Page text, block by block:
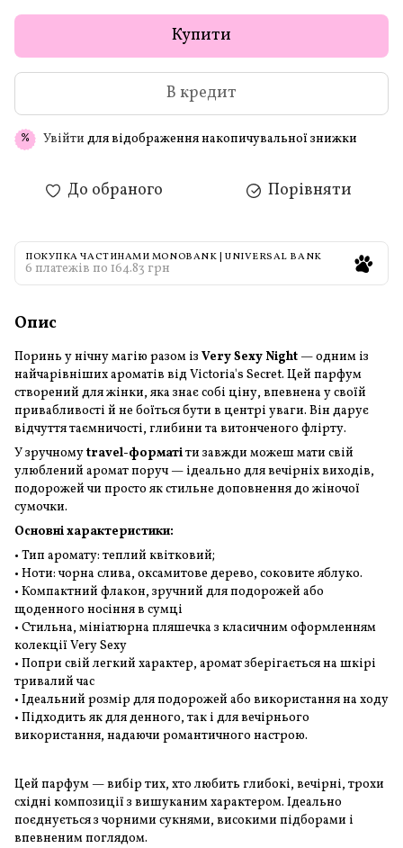
Купити
В кредит
% Увійти для відображення накопичувальної знижки
До обраного Порівняти
ПОКУПКА ЧАСТИНАМИ MONOBANK | UNIVERSAL BANK
6 платежів по 164.83 грн
Опис
Поринь у нічну магію разом із Very Sexy Night — одним із
найчарівніших ароматів від Victoria's Secret. Цей парфум
створений для жінки, яка знає собі ціну, впевнена у своїй
привабливості й не боїться бути в центрі уваги. Він дарує
відчуття таємничості, глибини та витонченого флірту.
У зручномуtravel-форматіти завжди можеш мати свій
улюблений аромат поруч — ідеально для вечірніх виходів,
подорожей чи просто як стильне доповнення до жіночої
сумочки.
Основні характеристики:
• Тип аромату: теплий квітковий;
• Ноти: чорна слива, оксамитове дерево, соковите яблуко.
• Компактний флакон, зручний для подорожей або
щоденного носіння в сумці
• Стильна, мініатюрна пляшечка з класичним оформленням
колекції Very Sexy
• Попри свій легкий характер, аромат зберігається на шкірі
тривалий час
• Ідеальний розмір для подорожей або використання на ходу
• Підходить як для денного, так і для вечірнього
використання, надаючи романтичного настрою.
Цей парфум — вибір тих, хто любить глибокі, вечірні, трохи
східні композиції з вишуканим характером. Ідеально
поєднується з чорними сукнями, високими підборами і
впевненим поглядом.